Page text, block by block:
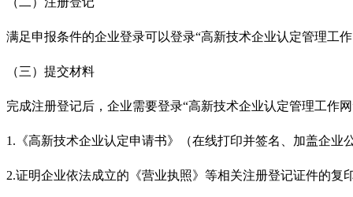
满足申报条件的企业登录可以登录“高新技术企业认定管理工
（三）提交材料
完成注册登记后，企业需要登录“高新技术企业认定管理工作
1.《高新技术企业认定申请书》（在线打印并签名、加盖企业
2.证明企业依法成立的《营业执照》等相关注册登记证件的复